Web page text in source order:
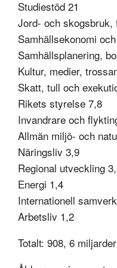
Studiestöd 21
Jord- och skogsbruk,
Samhällsekonomi
Samhällsplanering,
Kultur, medier,
Skatt, tull och
Rikets styrelse 7,8
Invandrare och
Allmän miljö- och
Näringsliv 3,9
Regional utveckling
Energi 1,4
Internationell
Arbetsliv 1,2
Totalt: 908, 6